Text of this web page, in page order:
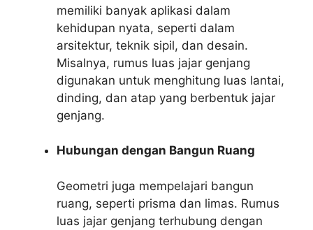
memiliki banyak aplikasi dalam
kehidupan nyata, seperti dalam
arsitektur, teknik sipil, dan desain.
Misalnya, rumus luas jajar genjang
digunakan untuk menghitung luas lantai,
dinding, dan atap yang berbentuk jajar
genjang.
Hubungan dengan Bangun Ruang
Geometri juga mempelajari bangun
ruang, seperti prisma dan limas. Rumus
luas jajar genjang terhubung dengan